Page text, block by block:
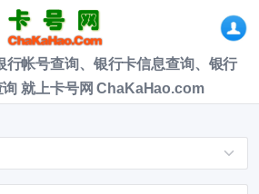
行帐号查询、银行卡信息查询、银行
就上卡号网 ChaKaHao.com